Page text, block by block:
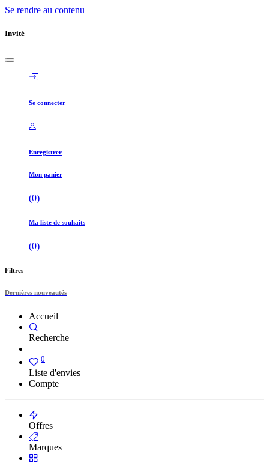
Se rendre au contenu
Invité
Se connecter
Enregistrer
Mon panier
(0)
Ma liste de souhaits
(0)
Filtres
Dernières nouveautés
Accueil
Recherche
0
Liste d'envies
Compte
Offres
Marques